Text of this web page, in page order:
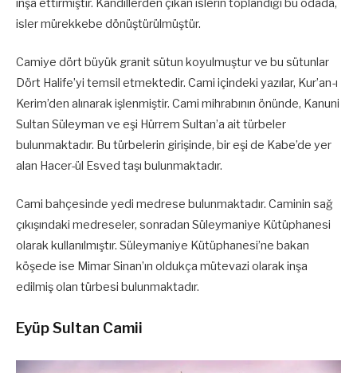
inşa ettirmiştir. Kandillerden çıkan islerin toplandığı bu odada,
isler mürekkebe dönüştürülmüştür.
Camiye dört büyük granit sütun koyulmuştur ve bu sütunlar
Dört Halife’yi temsil etmektedir. Cami içindeki yazılar, Kur’an-ı
Kerim’den alınarak işlenmiştir. Cami mihrabının önünde, Kanuni
Sultan Süleyman ve eşi Hürrem Sultan’a ait türbeler
bulunmaktadır. Bu türbelerin girişinde, bir eşi de Kabe’de yer
alan Hacer-ül Esved taşı bulunmaktadır.
Cami bahçesinde yedi medrese bulunmaktadır. Caminin sağ
çıkışındaki medreseler, sonradan Süleymaniye Kütüphanesi
olarak kullanılmıştır. Süleymaniye Kütüphanesi’ne bakan
köşede ise Mimar Sinan’ın oldukça mütevazi olarak inşa
edilmiş olan türbesi bulunmaktadır.
Eyüp Sultan Camii